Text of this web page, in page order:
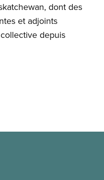
dont des
et adjoints
depuis